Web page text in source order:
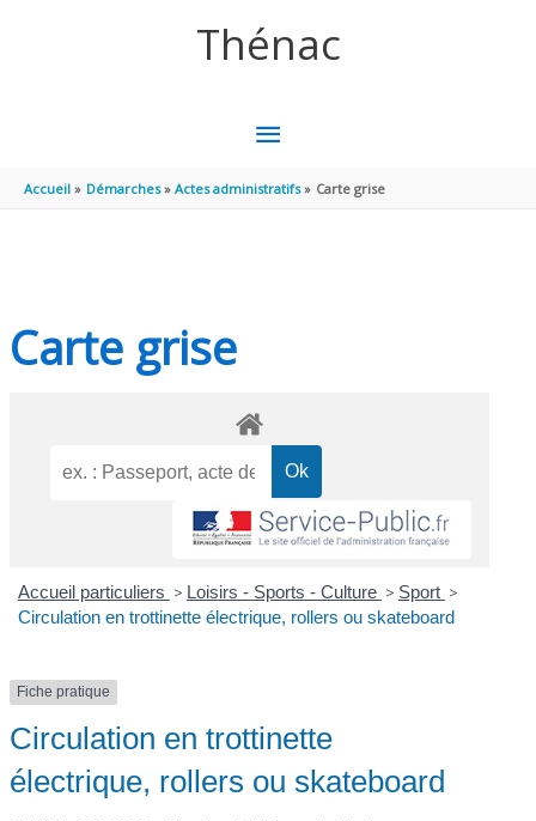
Thénac
MENU
PRINCIPAL
Accueil Démarches Actes administratifs Carte grise
Carte grise
Accueil particuliers > Loisirs - Sports - Culture > Sport >
Circulation en trottinette électrique, rollers ou skateboard
Fiche pratique
Circulation en trottinette
électrique, rollers ou skateboard